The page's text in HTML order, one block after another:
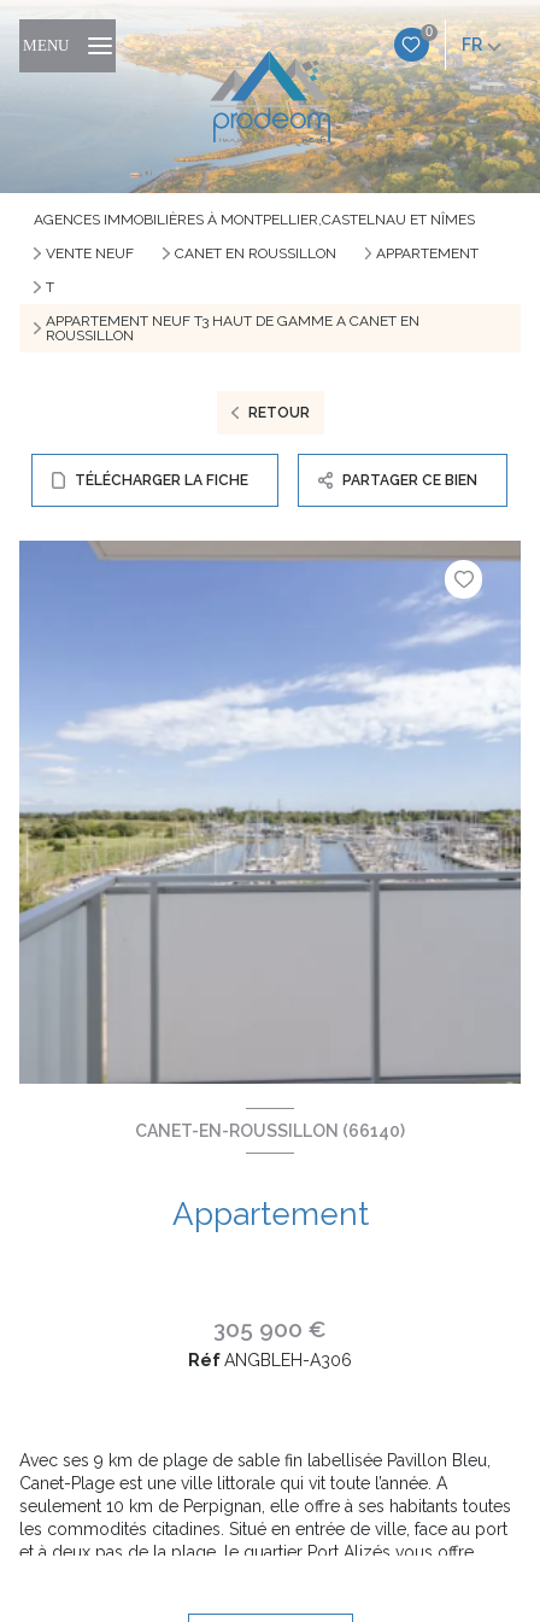
0
FR
MENU
AGENCES IMMOBILIÈRES À MONTPELLIER,CASTELNAU ET NÎMES
VENTE NEUF
CANET EN ROUSSILLON
APPARTEMENT
T
APPARTEMENT NEUF T3 HAUT DE GAMME A CANET EN
ROUSSILLON
RETOUR
TÉLÉCHARGER LA FICHE PARTAGER CE BIEN
CANET-EN-ROUSSILLON (66140)
Appartement
305 900 €
RéfANGBLEH-A306
Avec ses 9 km de plage de sable fin labellisée Pavillon Bleu,
Canet-Plage est une ville littorale qui vit toute l’année. A
seulement 10 km de Perpignan, elle offre à ses habitants toutes
les commodités citadines. Situé en entrée de ville, face au port
et à deux pas de la plage, le quartier Port Alizés vous offre